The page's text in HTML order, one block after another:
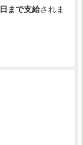
まで支給されま